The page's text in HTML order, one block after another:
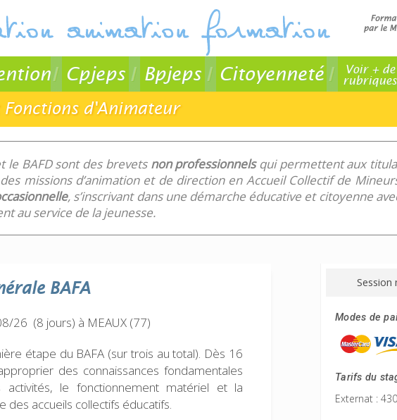
Cpjeps Bpjeps Citoyenneté
Voir + de
rubriques
d'Animateur
le BAFD sont des brevets non professionnelsqui permettent aux
des missions d’animation et de direction en Accueil Collectif de
, s’inscrivant dans une démarche éducative et citoyenne
au service de la jeunesse.
BAFA
26 (8 jours) à MEAUX (77)
étape du BAFA (sur trois au total). Dès 16
des connaissances fondamentales
le fonctionnement matériel et la
des accueils collectifs éducatifs.
Session
Modes de
Tarifs du
Externat :